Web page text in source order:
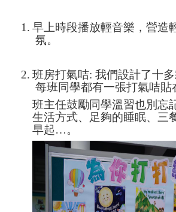
1. 早上時段播放輕音樂，營造
氛。
2. 班房打氣咭: 我們設計了十
每班同學都有一張打氣咭貼
班主任鼓勵同學溫習也別忘
生活方式、足夠的睡眠、三
早起…。